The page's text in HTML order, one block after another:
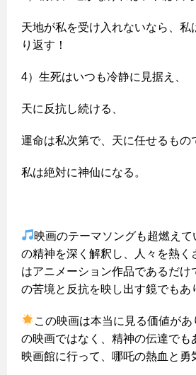
天地が私を受け入れないなら、私
り返す！
4）生死はいつも冷静に見据え、
天に反抗し続ける、
運命は私次第で、天に任せるもの
私は絶対に神仙になる。
映画のテーマソングも超燃え
の精神を深く解釈し、人々を熱く
はアニメーション作品であるだけ
の苦境と反抗を映し出す鏡でもあ
この映画は本当に見る価値が
の映画ではなく、精神の伝達でも
映画館に行って、哪吒の熱血と勇